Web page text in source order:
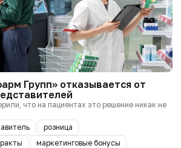
Групп» отказывается от
что на пациентах это решение никак не
розница
маркетинговые бонусы